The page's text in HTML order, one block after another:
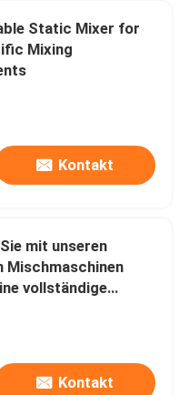
Static Mixer for
Mixing
Kontakt
mit unseren
Mischmaschinen
vollständige
auch bei
Kontakt